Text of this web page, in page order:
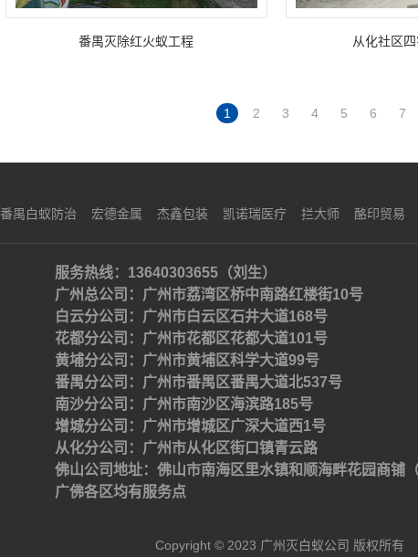
番禺灭除红火蚁工程 从化社区
1 2 3 4 5 6 7
番禺白蚁防治 宏德金属 杰鑫包装 凯诺瑞医疗 拦大师 酪印贸易
服务热线：13640303655（刘生）
广州总公司：广州市荔湾区桥中南路红楼街10号
白云分公司：广州市白云区石井大道168号
花都分公司：广州市花都区花都大道101号
黄埔分公司：广州市黄埔区科学大道99号
番禺分公司：广州市番禺区番禺大道北537号
南沙分公司：广州市南沙区海滨路185号
增城分公司：广州市增城区广深大道西1号
从化分公司：广州市从化区街口镇青云路
佛山公司地址：佛山市南海区里水镇和顺海畔花园商铺（
广佛各区均有服务点
Copyright © 2023 广州灭白蚁公司 版权所有